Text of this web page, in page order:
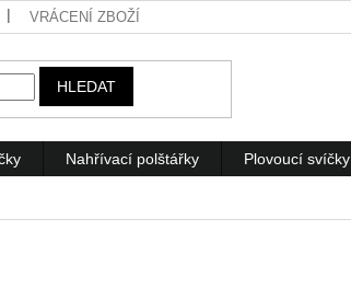
VRÁCENÍ ZBOŽÍ
HLEDAT
Nahřívací polštářky Plovoucí svíčky